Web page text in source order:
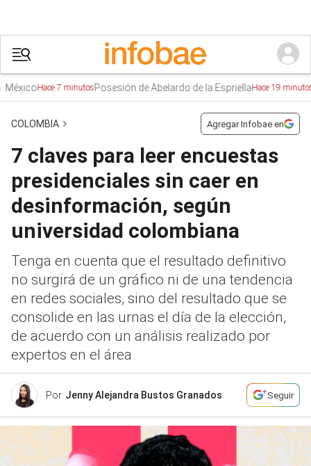
Hace 7 minutosPosesión de Abelardo de la Espriella Hace 19 minutos
COLOMBIA Agregar Infobae en
7 claves para leer encuestas
presidenciales sin caer en
desinformación, según
universidad colombiana
Tenga en cuenta que el resultado definitivo
no surgirá de un gráfico ni de una tendencia
en redes sociales, sino del resultado que se
consolide en las urnas el día de la elección,
de acuerdo con un análisis realizado por
expertos en el área
Por Jenny Alejandra Bustos Granados Seguir